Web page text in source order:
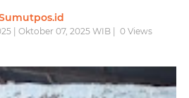
| Oktober 07, 2025 WIB | 0Views